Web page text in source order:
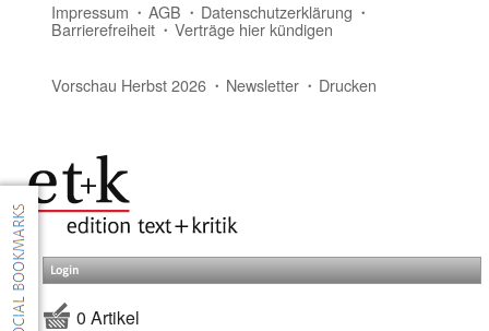
Impressum AGB Datenschutzerklärung
Barrierefreiheit Verträge hier kündigen
Vorschau Herbst 2026 Newsletter Drucken
Login
0 Artikel